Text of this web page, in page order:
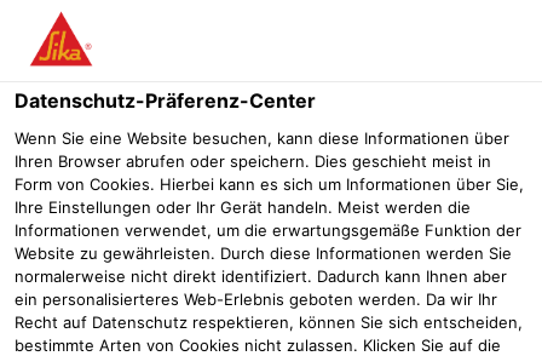
Menü
WABEN­PANEELE
Klebstoffe für die Herstellung hochfester
Paneele mit Wabenkern
Datenschutz-Präferenz-Center
Wenn Sie eine Website besuchen, kann diese Informationen über
Ihren Browser abrufen oder speichern. Dies geschieht meist in
Form von Cookies. Hierbei kann es sich um Informationen über Sie,
Ihre Einstellungen oder Ihr Gerät handeln. Meist werden die
Informationen verwendet, um die erwartungsgemäße Funktion der
Website zu gewährleisten. Durch diese Informationen werden Sie
normalerweise nicht direkt identifiziert. Dadurch kann Ihnen aber
ein personalisierteres Web-Erlebnis geboten werden. Da wir Ihr
Recht auf Datenschutz respektieren, können Sie sich entscheiden,
bestimmte Arten von Cookies nicht zulassen. Klicken Sie auf die